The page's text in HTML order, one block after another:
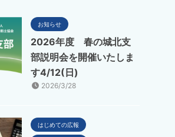
お知らせ
2026年度 春の城北支
部説明会を開催いたしま
す4/12(日)
2026/3/28
はじめての広報